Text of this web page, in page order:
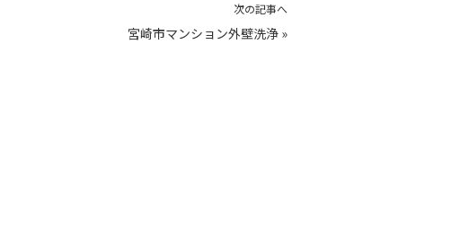
次の記事へ
宮崎市マンション外壁洗浄 »